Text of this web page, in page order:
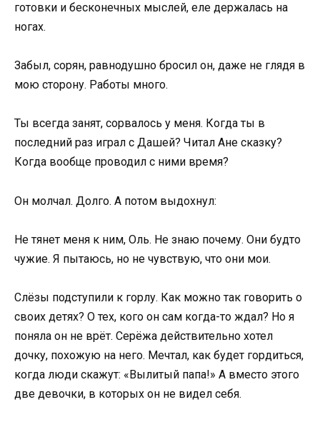
готовки и бесконечных мыслей, еле держалась на
ногах.
Забыл, сорян, равнодушно бросил он, даже не глядя в
мою сторону. Работы много.
Ты всегда занят, сорвалось у меня. Когда ты в
последний раз играл с Дашей? Читал Ане сказку?
Когда вообще проводил с ними время?
Он молчал. Долго. А потом выдохнул:
Не тянет меня к ним, Оль. Не знаю почему. Они будто
чужие. Я пытаюсь, но не чувствую, что они мои.
Слёзы подступили к горлу. Как можно так говорить о
своих детях? О тех, кого он сам когда-то ждал? Но я
поняла он не врёт. Серёжа действительно хотел
дочку, похожую на него. Мечтал, как будет гордиться,
когда люди скажут: «Вылитый папа!» А вместо этого
две девочки, в которых он не видел себя.